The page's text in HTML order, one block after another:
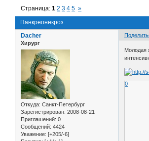
Панкреонекроз
Страница:1 2 3 4 5 »
Dacher
Хирург
Откуда: Санкт-Петербург
Зарегистрирован: 2008-08-21
Приглашений: 0
Сообщений: 4424
Уважение: [+205/-6]
Молодая
0